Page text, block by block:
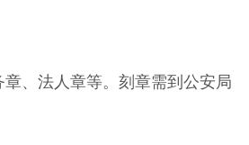
、法人章等。刻章需到公安局